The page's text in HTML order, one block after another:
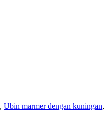
, Ubin marmer dengan kuningan,